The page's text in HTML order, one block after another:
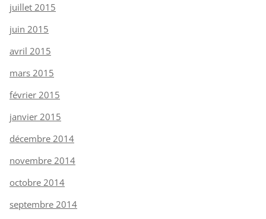
juillet 2015
juin 2015
avril 2015
mars 2015
février 2015
janvier 2015
décembre 2014
novembre 2014
octobre 2014
septembre 2014